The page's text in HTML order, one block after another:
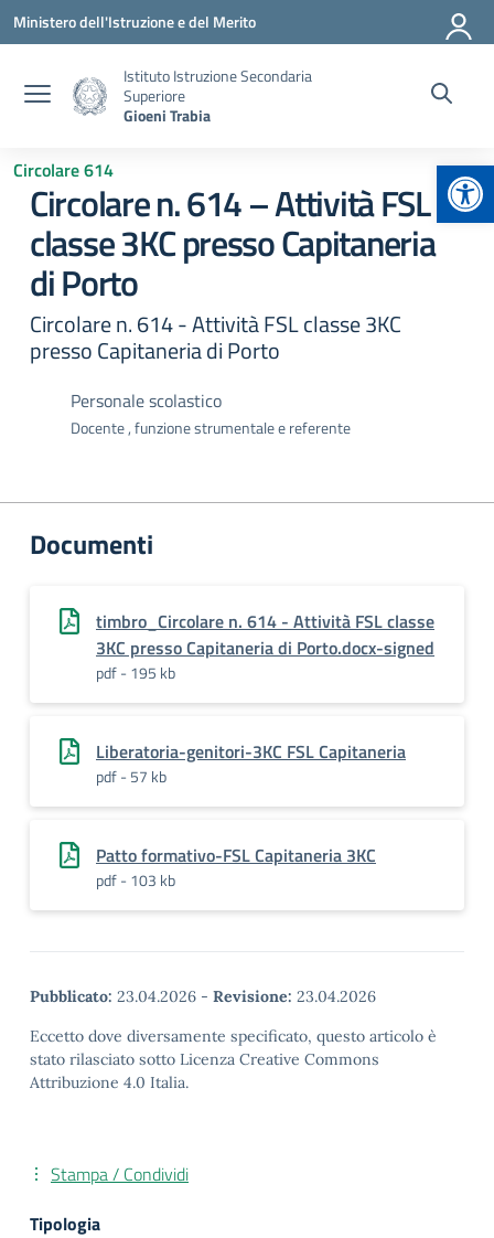
Vai ai contenuti
Vai al menu di navigazione
Vai al footer
Ministero dell'Istruzione e del Merito
Istituto Istruzione Secondaria
Superiore
Gioeni Trabia
Circolare 614
Circolare n. 614 – Attività FSL
classe 3KC presso Capitaneria
di Porto
Circolare n. 614 - Attività FSL classe 3KC
presso Capitaneria di Porto
Personale scolastico
Docente , funzione strumentale e referente
Documenti
timbro_Circolare n. 614 - Attività FSL classe
3KC presso Capitaneria di Porto.docx-signed
pdf - 195 kb
Liberatoria-genitori-3KC FSL Capitaneria
pdf - 57 kb
Patto formativo-FSL Capitaneria 3KC
pdf - 103 kb
Pubblicato: 23.04.2026 - Revisione: 23.04.2026
Eccetto dove diversamente specificato, questo articolo è
stato rilasciato sotto Licenza Creative Commons
Attribuzione 4.0 Italia.
Stampa / Condividi
Tipologia